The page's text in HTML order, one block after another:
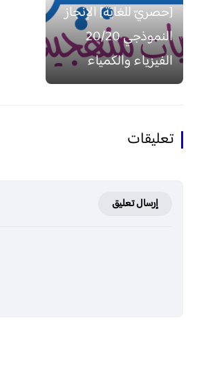
[حصريّ للغايَة] الإنجاز
النموذجي 20/20
الفيزياء والكمياء
تعليقات
إرسال تعليق